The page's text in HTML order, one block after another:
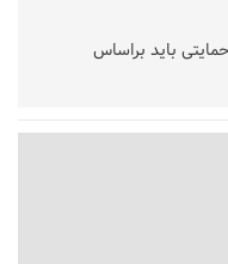
باید براساس